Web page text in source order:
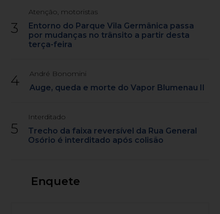
3
Atenção, motoristas
Entorno do Parque Vila Germânica passa
por mudanças no trânsito a partir desta
terça-feira
4 André Bonomini
Auge, queda e morte do Vapor Blumenau II
5
Interditado
Trecho da faixa reversível da Rua General
Osório é interditado após colisão
Enquete